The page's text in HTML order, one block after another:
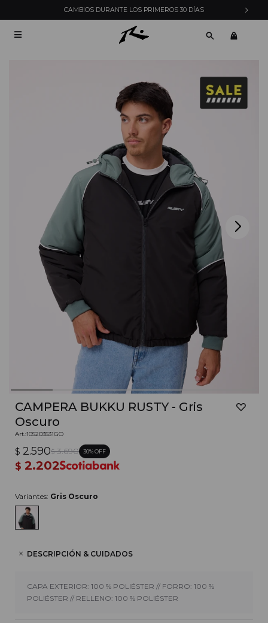
CAMBIOS DURANTE LOS PRIMEROS 30 DÍAS

CAMPERA BUKKU RUSTY - Gris
Oscuro
105203531GO
$ 2.590$ 3.690 30
$ 2.202
Variantes: Gris Oscuro
DESCRIPCIÓN & CUIDADOS
CAPA EXTERIOR: 100 % POLIÉSTER // FORRO: 100 %
POLIÉSTER // RELLENO: 100 % POLIÉSTER